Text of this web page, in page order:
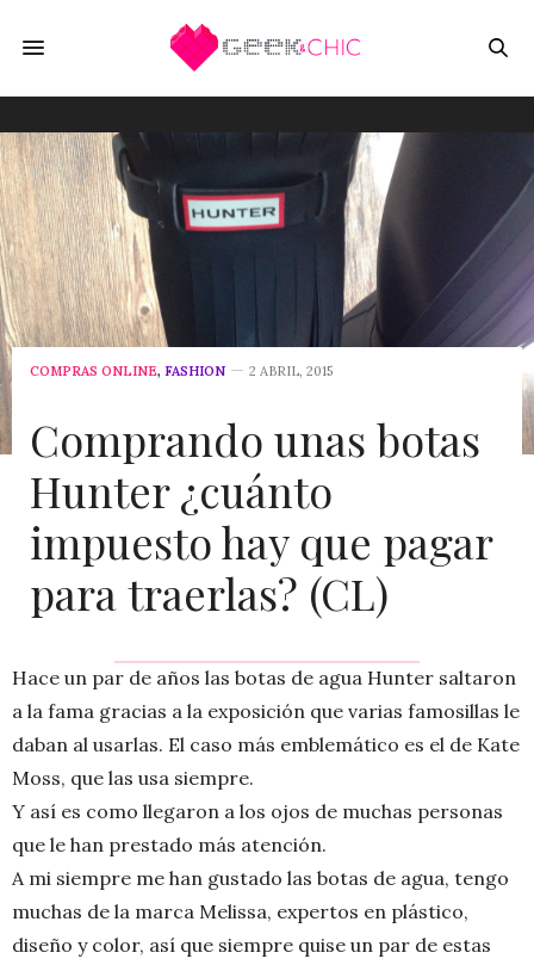
COMPRAS ONLINE, FASHION 2 ABRIL, 2015
Comprando unas botas
Hunter ¿cuánto
impuesto hay que pagar
para traerlas? (CL)
Hace un par de años las botas de agua Hunter saltaron
a la fama gracias a la exposición que varias famosillas le
daban al usarlas. El caso más emblemático es el de Kate
Moss, que las usa siempre.
Y así es como llegaron a los ojos de muchas personas
que le han prestado más atención.
A mi siempre me han gustado las botas de agua, tengo
muchas de la marca Melissa, expertos en plástico,
diseño y color, así que siempre quise un par de estas